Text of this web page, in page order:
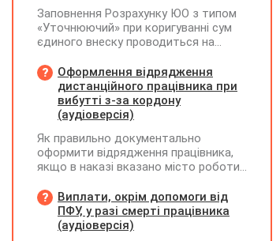
Заповнення Розрахунку ЮО з типом
«Уточнюючий» при коригуванні сум
єдиного внеску проводиться на
ЮО з використанням типів
нарахувань 2 та 3. Додатки,
інформація щодо яких не
коригується, у рядку 06 не
Оформлення відрядження
дистанційного працівника при
вибутті з-за кордону
(аудіоверсія)
Як правильно документально
оформити відрядження працівника,
якщо в наказі вказано місто роботи
відбувся з іншої країни (де працівник
працював дистанційно), та чи
впливає ця розбіжність на
Виплати, окрім допомоги від
ПФУ, у разі смерті працівника
(аудіоверсія)